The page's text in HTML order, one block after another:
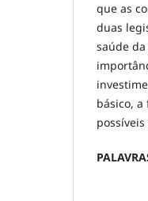
que as
duas
saúde
básico,